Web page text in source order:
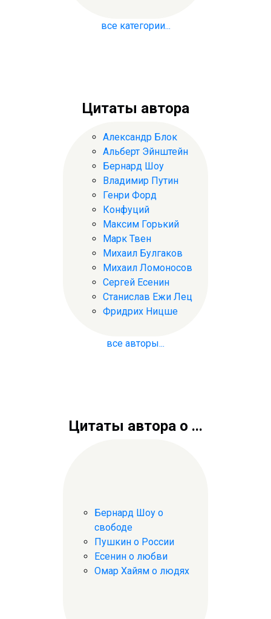
все категории...
Цитаты автора
Александр Блок
Альберт Эйнштейн
Бернард Шоу
Владимир Путин
Генри Форд
Конфуций
Максим Горький
Марк Твен
Михаил Булгаков
Михаил Ломоносов
Сергей Есенин
Станислав Ежи Лец
Фридрих Ницше
все авторы...
Цитаты автора о ...
Бернард Шоу о
свободе
Пушкин о России
Есенин о любви
Омар Хайям о людях